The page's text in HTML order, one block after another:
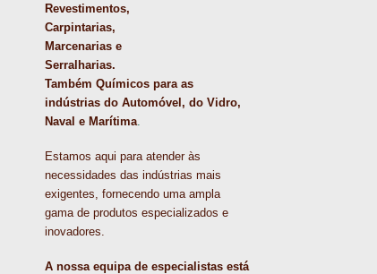
Revestimentos,
Carpintarias,
Marcenarias e
Serralharias.
Também Químicos para as
indústrias do Automóvel, do Vidro,
Naval e Marítima.
Estamos aqui para atender às
necessidades das indústrias mais
exigentes, fornecendo uma ampla
gama de produtos especializados e
inovadores.
A nossa equipa de especialistas está